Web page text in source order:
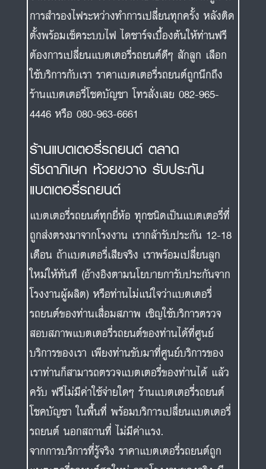
การสำรองไฟระหว่างทำการเปลี่ยนทุกครั้ง หลังติด
ตั้งพร้อมเช็คระบบไฟ ไดชาร์จเบื้องต้นให้ท่านฟรี
ต้องการเปลี่ยนแบตเตอรี่รถยนต์ดีๆ สักลูก เลือก
ใช้บริการกับเรา ราคาแบตเตอรี่รถยนต์ถูกนึกถึง
ร้านแบตเตอรี่โชคบัญชา โทรสั่งเลย 082-965-
4446 หรือ 080-963-6661
ร้านแบตเตอรี่รถยนต์ ตลาด
รัชดาภิเษก ห้วยขวาง รับประกัน
แบตเตอรี่รถยนต์
แบตเตอรี่รถยนต์ทุกยี่ห้อ ทุกชนิดเป็นแบตเตอรี่ที่
ถูกส่งตรงมาจากโรงงาน เรากล้ารับประกัน 12-18
เดือน ถ้าแบตเตอรี่เสียจริง เราพร้อมเปลี่ยนลูก
ใหม่ให้ทันที (อ้างอิงตามนโยบายการับประกันจาก
โรงงานผู้ผลิต) หรือท่านไม่แน่ใจว่าแบตเตอรี่
รถยนต์ของท่านเสื่อมสภาพ เชิญใช้บริการตรวจ
สอบสภาพแบตเตอรี่รถยนต์ของท่านได้ที่ศูนย์
บริการของเรา เพียงท่านขับมาที่ศูนย์บริการของ
เราท่านก็สามารถตรวจแบตเตอรี่ของท่านได้ แล้ว
ครับ ฟรีไม่มีค่าใช้จ่ายใดๆ ร้านแบตเตอรี่รถยนต์
โชคบัญชา ในพื้นที่ พร้อมบริการเปลี่ยนแบตเตอรี่
รถยนต์ นอกสถานที่ ไม่มีค่าแรง.
จากการบริการที่รู้จริง ราคาแบตเตอรี่รถยนต์ถูก